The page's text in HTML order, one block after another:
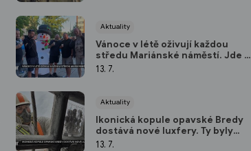
Aktuality
Vánoce v létě oživují každou
středu Mariánské náměstí. Jde o
prázdninový festival plný hudby
13. 7.
Aktuality
Ikonická kopule opavské Bredy
dostává nové luxfery. Ty byly
speciálně vyrobeny pro tuto
13. 7.